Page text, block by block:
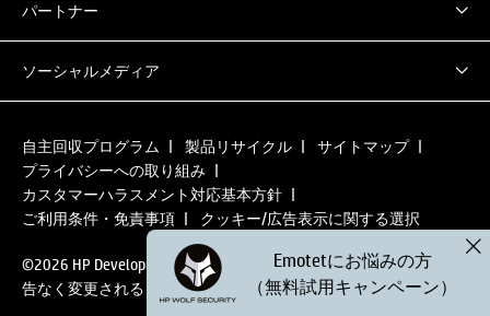
Emotetにお悩みの方
（無料試用キャンペーン）
パートナー
ソーシャルメディア
自主回収プログラム 製品リサイクル
サイトマップ
プライバシーへの取り組み
カスタマーハラスメント対応基本方針
ご利用条件・免責事項
クッキー/広告表示に関する選択
©2026 HP Development Company, L.P. 本ページの内容は、将来予
告なく変更されることがあります。